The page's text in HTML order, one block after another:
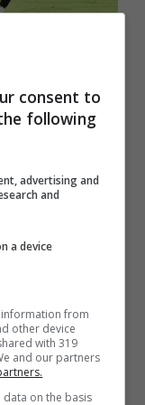
(AnsaFoto) – Stop
Osimhen
consent to
following
advertising and
and
a device
from
other device
with 319
and our partners
on the basis